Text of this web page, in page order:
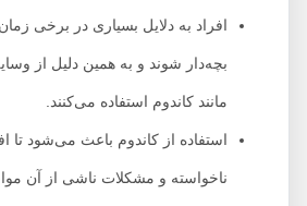
افراد به دلایل بسیاری در برخی زمان‌ها
بچه‌دار شوند و به همین دلیل از وسایل
مانند کاندوم استفاده می‌کنند.
استفاده از کاندوم باعث می‌شود تا افراد
ناخواسته و مشکلات ناشی از آن مواجه